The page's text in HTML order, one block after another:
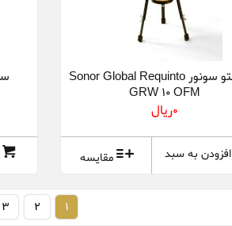
ریکوینتو سونور Sonor Global Requinto
GRW 10 OFM
0ريال
افزودن به سبد مقایسه
1
2
3